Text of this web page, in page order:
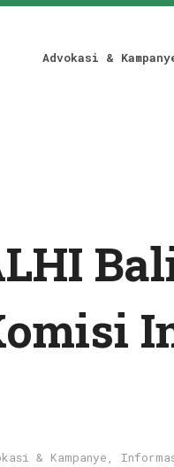
Advokasi &
& Kampanye ,